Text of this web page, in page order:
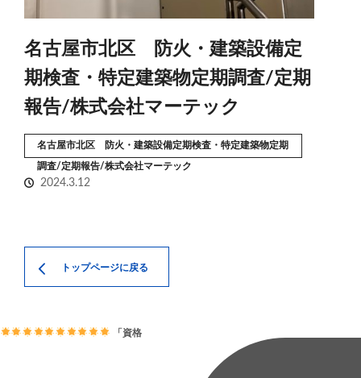
名古屋市北区 防火・建築設備定
期検査・特定建築物定期調査/定期
報告/株式会社マーテック
名古屋市北区 防火・建築設備定期検査・特定建築物定期
調査/定期報告/株式会社マーテック
2024.3.12
トップページに戻る
「資格